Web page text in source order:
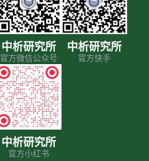
中析研究所
官方微信公众号
中析研究所
官方快手
中析研究所
官方小红书